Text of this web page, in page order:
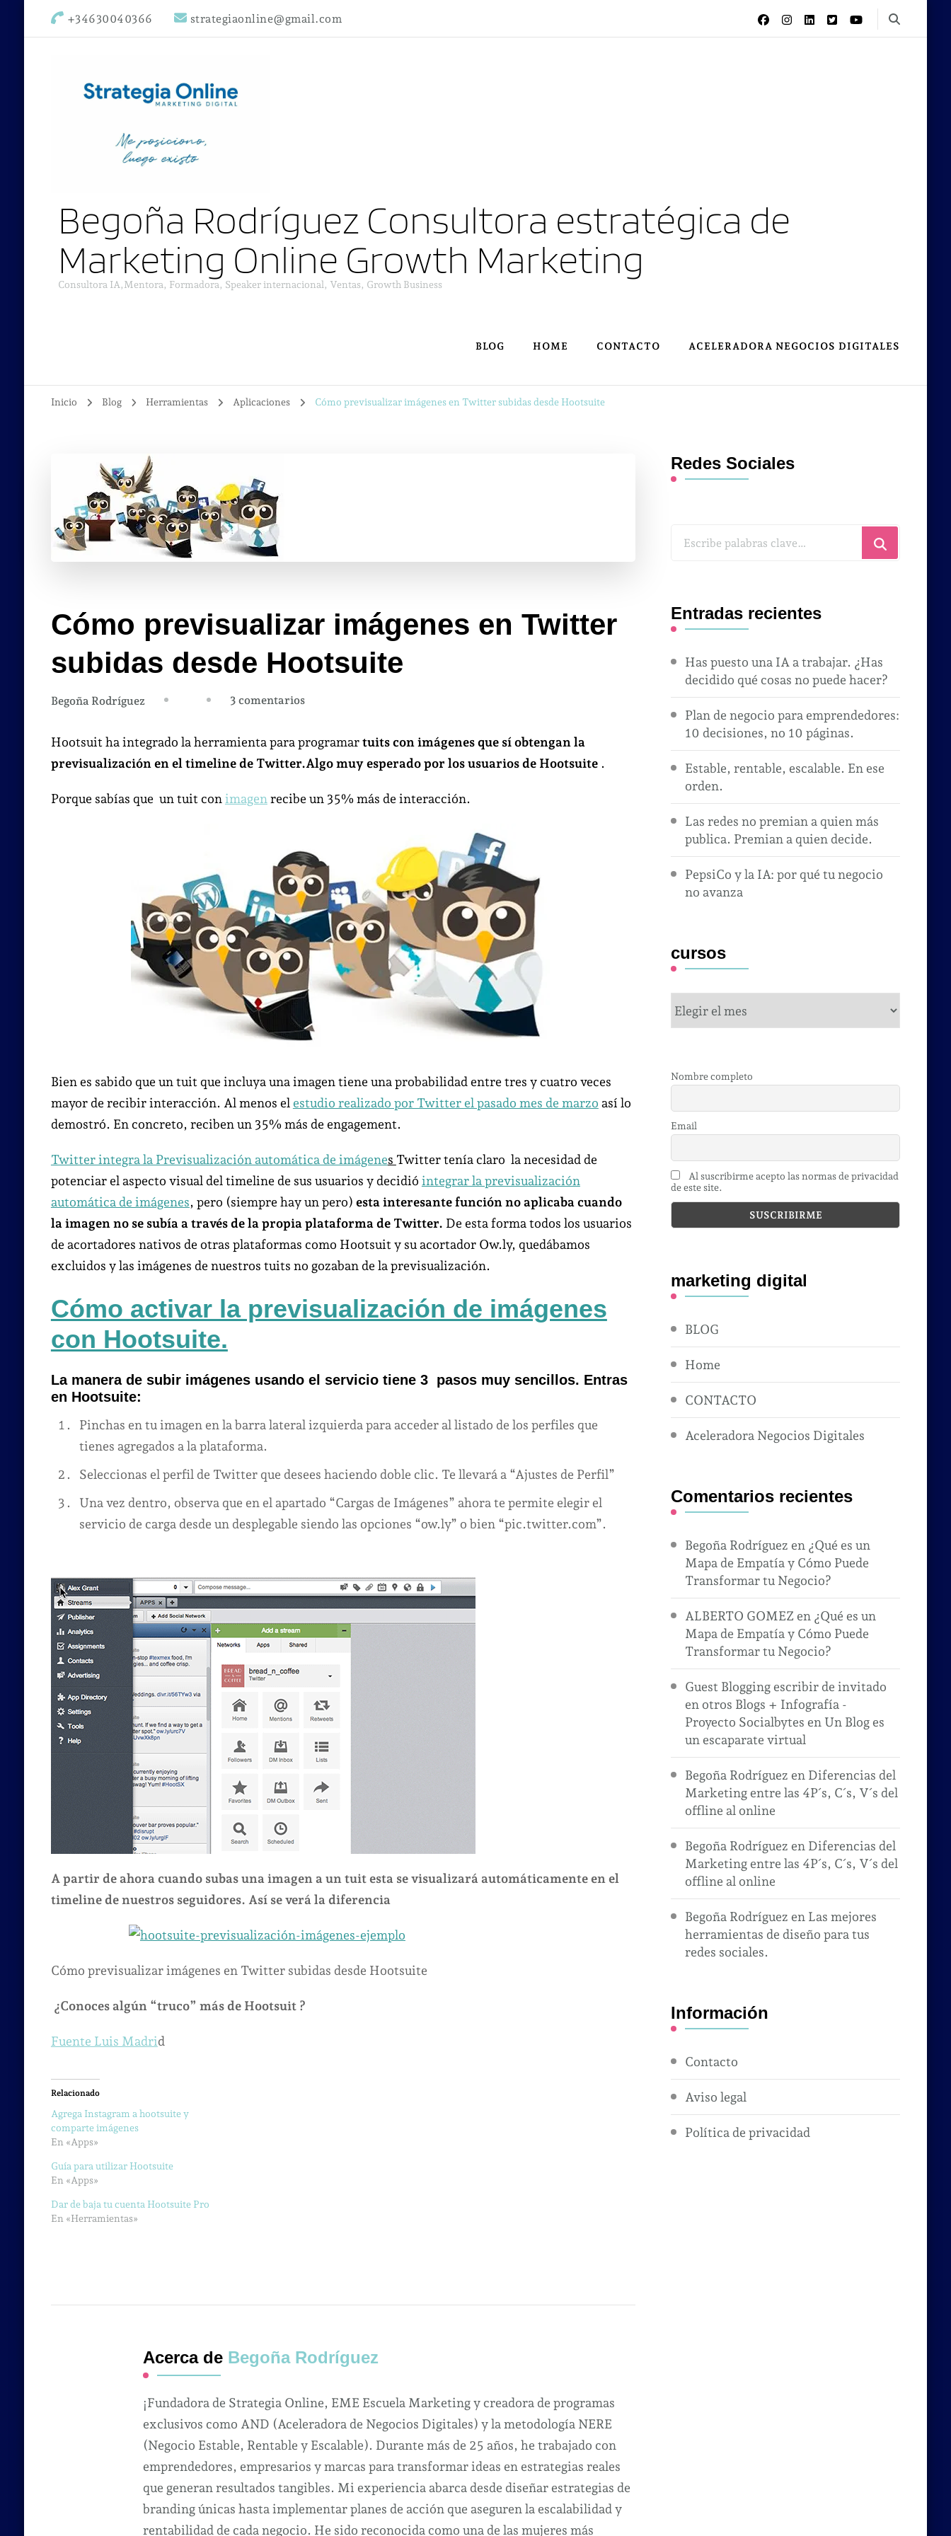
+34630040366 strategiaonline@gmail.com
Begoña Rodríguez Consultora estratégica de
Marketing Online Growth Marketing
Consultora IA,Mentora, Formadora, Speaker internacional, Ventas, Growth Business
BLOG HOME CONTACTO ACELERADORA NEGOCIOS DIGITALES
Inicio Blog Herramientas Aplicaciones Cómo previsualizar imágenes en Twitter subidas desde Hootsuite
Cómo previsualizar imágenes en Twitter
subidas desde Hootsuite
Begoña Rodríguez 3 comentariosen
previsualizar
imágenes
Twitter
Hootsuite
Hootsuit ha integrado la herramienta para programartuits con imágenes que sí obtengan la
previsualización en el timeline de Twitter.Algo muy esperado por los usuarios de Hootsuite .
Porque sabías que un tuit con imagen recibe un 35% más de interacción.
Bien es sabido que un tuit que incluya una imagen tiene una probabilidad entre tres y cuatro veces
mayor de recibir interacción. Al menos el estudio realizado por Twitter el pasado mes de marzo así lo
demostró. En concreto, reciben un 35% más de engagement.
Twitter integra la Previsualización automática de imágenes Twitter tenía claro la necesidad de
potenciar el aspecto visual del timeline de sus usuarios y decidió integrar la previsualización
automática de imágenes, pero (siempre hay un pero) esta interesante función no aplicaba cuando
la imagen no se subía a través de la propia plataforma de Twitter. De esta forma todos los usuarios
de acortadores nativos de otras plataformas como Hootsuit y su acortador Ow.ly, quedábamos
excluidos y las imágenes de nuestros tuits no gozaban de la previsualización.
Cómo activar la previsualización de imágenes
con Hootsuite.
La manera de subir imágenes usando el servicio tiene 3 pasos muy sencillos. Entras
en Hootsuite:
Pinchas en tu imagen en la barra lateral izquierda para acceder al listado de los perfiles que
tienes agregados a la plataforma.
Seleccionas el perfil de Twitter que desees haciendo doble clic. Te llevará a “Ajustes de Perfil”
Una vez dentro, observa que en el apartado “Cargas de Imágenes” ahora te permite elegir el
servicio de carga desde un desplegable siendo las opciones “ow.ly” o bien “pic.twitter.com”.
A partir de ahora cuando subas una imagen a un tuit esta se visualizará automáticamente en el
timeline de nuestros seguidores. Así se verá la diferencia
Cómo previsualizar imágenes en Twitter subidas desde Hootsuite
¿Conoces algún “truco” más de Hootsuit ?
Fuente Luis Madrid
Relacionado
Agrega Instagram a hootsuite y
comparte imágenes
En «Apps»
Guía para utilizar Hootsuite
En «Apps»
Dar de baja tu cuenta Hootsuite Pro
En «Herramientas»
Acerca de Begoña Rodríguez
¡Fundadora de Strategia Online, EME Escuela Marketing y creadora de programas
exclusivos como AND (Aceleradora de Negocios Digitales) y la metodología NERE
(Negocio Estable, Rentable y Escalable). Durante más de 25 años, he trabajado con
emprendedores, empresarios y marcas para transformar ideas en estrategias reales
que generan resultados tangibles. Mi experiencia abarca desde diseñar estrategias de
branding únicas hasta implementar planes de acción que aseguren la escalabilidad y
rentabilidad de cada negocio. He sido reconocida como una de las mujeres más
Redes Sociales
¿Buscas
Entradas recientes
Has puesto una IA a trabajar. ¿Has
decidido qué cosas no puede hacer?
Plan de negocio para emprendedores:
10 decisiones, no 10 páginas.
Estable, rentable, escalable. En ese
orden.
Las redes no premian a quien más
publica. Premian a quien decide.
PepsiCo y la IA: por qué tu negocio
no avanza
cursos
cursos
Nombre completo
Email
Al suscribirme acepto las normas de privacidad
de este site.
marketing digital
BLOG
Home
CONTACTO
Aceleradora Negocios Digitales
Comentarios recientes
Begoña Rodríguez en ¿Qué es un
Mapa de Empatía y Cómo Puede
Transformar tu Negocio?
ALBERTO GOMEZ en ¿Qué es un
Mapa de Empatía y Cómo Puede
Transformar tu Negocio?
Guest Blogging escribir de invitado
en otros Blogs + Infografía -
Proyecto Socialbytes en Un Blog es
un escaparate virtual
Begoña Rodríguez en Diferencias del
Marketing entre las 4P´s, C´s, V´s del
offline al online
Begoña Rodríguez en Diferencias del
Marketing entre las 4P´s, C´s, V´s del
offline al online
Begoña Rodríguez en Las mejores
herramientas de diseño para tus
redes sociales.
Información
Contacto
Aviso legal
Política de privacidad